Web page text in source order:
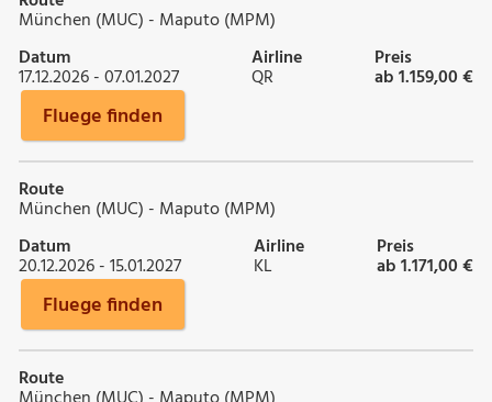
München (MUC) - Maputo (MPM)
Datum
17.12.2026 - 07.01.2027
Airline
QR
Preis
ab 1.159,00 €
Fluege finden
Route
München (MUC) - Maputo (MPM)
Datum
20.12.2026 - 15.01.2027
Airline
KL
Preis
ab 1.171,00 €
Fluege finden
Route